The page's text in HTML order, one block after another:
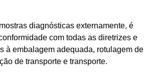
diagnósticas externamente, é
com todas as diretrizes e
à embalagem adequada, rotulagem de
de transporte e transporte.